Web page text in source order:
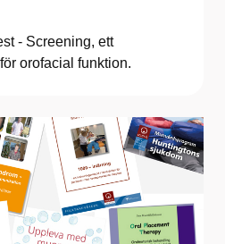
- Screening, ett
orofacial funktion.